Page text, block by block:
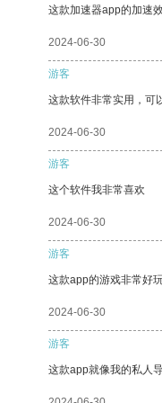
这款加速器app的加速
2024-06-30
游客
这款软件非常实用，可
2024-06-30
游客
这个软件我非常喜欢
2024-06-30
游客
这款app的游戏非常好
2024-06-30
游客
这款app就像我的私人